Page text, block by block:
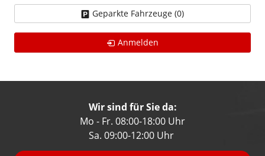
Geparkte Fahrzeuge (0)
Anmelden
Wir sind für Sie da:
Mo - Fr. 08:00-18:00 Uhr
Sa. 09:00-12:00 Uhr